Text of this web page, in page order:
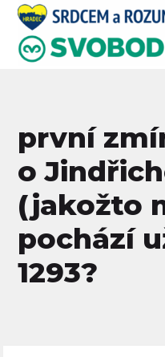
první
o
(jakožto
pochází
1293?